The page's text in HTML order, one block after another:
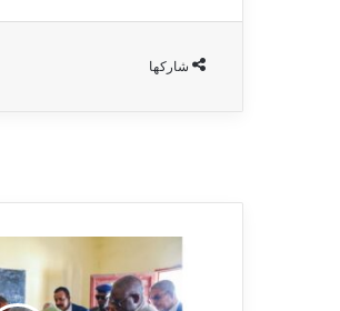
شاركها